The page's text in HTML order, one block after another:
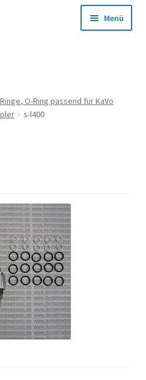
Menü
O-Ring passend für KaVo
s-l400